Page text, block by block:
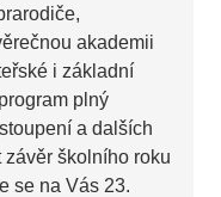
akademii
i základní
plný
a dalších
školního roku
se na Vás 23.